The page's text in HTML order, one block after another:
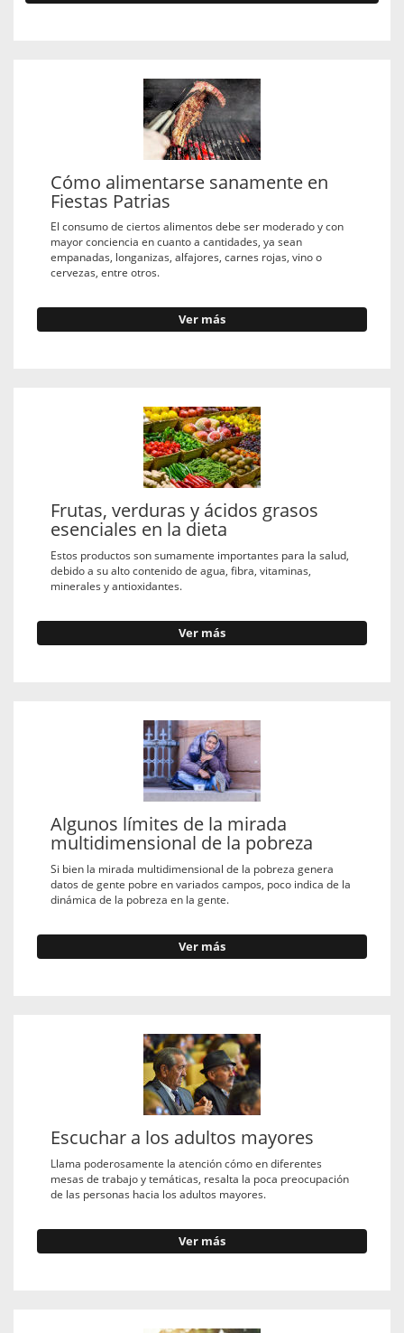
Cómo alimentarse sanamente en
Fiestas Patrias
El consumo de ciertos alimentos debe ser moderado y con
mayor conciencia en cuanto a cantidades, ya sean
empanadas, longanizas, alfajores, carnes rojas, vino o
cervezas, entre otros.
Ver más
Frutas, verduras y ácidos grasos
esenciales en la dieta
Estos productos son sumamente importantes para la salud,
debido a su alto contenido de agua, fibra, vitaminas,
minerales y antioxidantes.
Ver más
Algunos límites de la mirada
multidimensional de la pobreza
Si bien la mirada multidimensional de la pobreza genera
datos de gente pobre en variados campos, poco indica de la
dinámica de la pobreza en la gente.
Ver más
Escuchar a los adultos mayores
Llama poderosamente la atención cómo en diferentes
mesas de trabajo y temáticas, resalta la poca preocupación
de las personas hacia los adultos mayores.
Ver más